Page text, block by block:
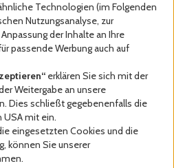
Technologien (im Folgenden
Nutzungsanalyse, zur
der Inhalte an Ihre
passende Werbung auch auf
erklären Sie sich mit der
Weitergabe an unsere
Dies schließt gegebenenfalls die
USA mit ein.
eingesetzten Cookies und die
können Sie unserer